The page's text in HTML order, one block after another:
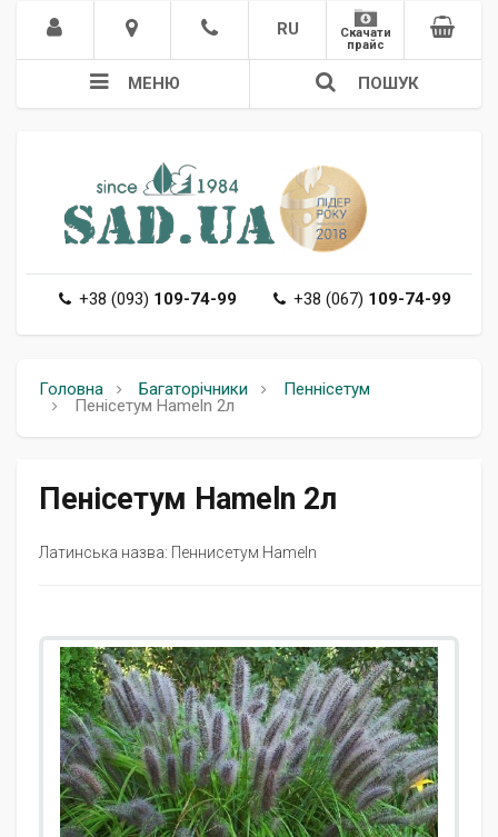
RU
Скачати
прайс
МЕНЮ ПОШУК
+38 (093) 109-74-99 +38 (067) 109-74-99
Головна Багаторічники
Пеннісетум
Пенісетум Hameln 2л
Пенісетум Hameln 2л
Латинська назва: Пеннисетум Hameln